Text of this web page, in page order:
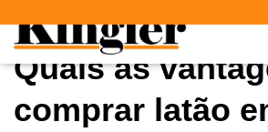
Quais as
comprar latão